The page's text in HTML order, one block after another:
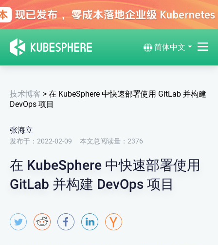
简体中文
技术博客 > 在 KubeSphere 中快速部署使用 GitLab 并构建
DevOps 项目
张海立
发布于：2022-02-09 本文总阅读量： 2376
在 KubeSphere 中快速部署使用
GitLab 并构建 DevOps 项目